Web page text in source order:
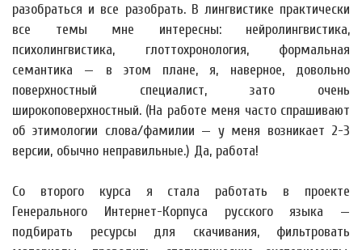
разобраться и все разобрать. В лингвистике практически
все темы мне интересны: нейролингвистика,
психолингвистика, глоттохронология, формальная
семантика — в этом плане, я, наверное, довольно
поверхностный специалист, зато очень
широкоповерхностный. (На работе меня часто спрашивают
об этимологии слова/фамилии — у меня возникает 2-3
версии, обычно неправильные.) Да, работа!
Со второго курса я стала работать в проекте
Генерального Интернет-Корпуса русского языка —
подбирать ресурсы для скачивания, фильтровать